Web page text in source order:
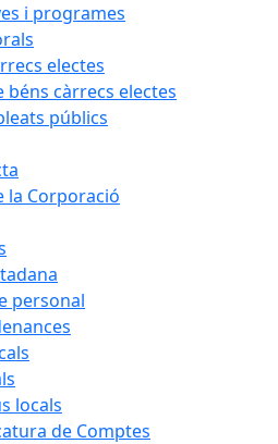
i programes
electes
béns càrrecs electes
públics
la Corporació
personal
locals
de Comptes